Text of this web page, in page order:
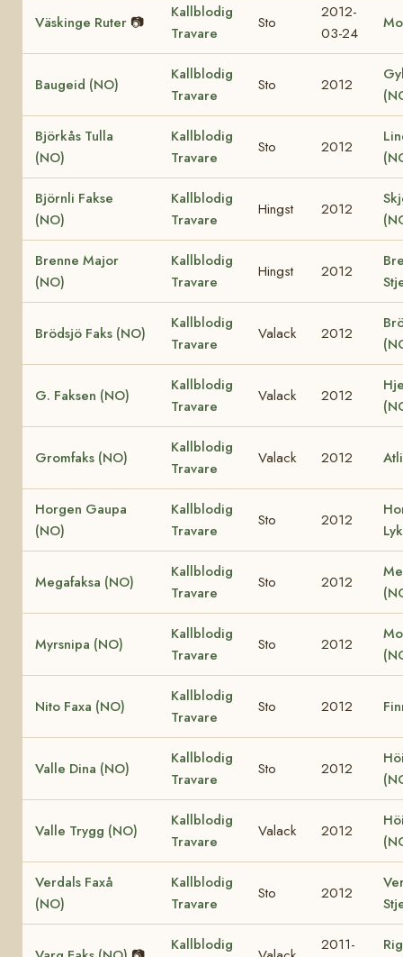
Väskinge Ruter 📷
Kallblodig
Travare
Sto
2012-
03-24
Baugeid (NO)
Kallblodig
Travare
Sto 2012
Björkås Tulla
(NO)
Kallblodig
Travare
Sto 2012
Björnli Fakse
(NO)
Kallblodig
Travare
Hingst 2012
Brenne Major
(NO)
Kallblodig
Travare
Hingst 2012
Brödsjö Faks (NO)
Kallblodig
Travare
Valack 2012
G. Faksen (NO)
Kallblodig
Travare
Valack 2012
Gromfaks (NO)
Kallblodig
Travare
Valack 2012
Horgen Gaupa
(NO)
Kallblodig
Travare
Sto 2012
Megafaksa (NO)
Kallblodig
Travare
Sto 2012
Myrsnipa (NO)
Kallblodig
Travare
Sto 2012
Nito Faxa (NO)
Kallblodig
Travare
Sto 2012
Valle Dina (NO)
Kallblodig
Travare
Sto 2012
Valle Trygg (NO)
Kallblodig
Travare
Valack 2012
Verdals Faxå
(NO)
Kallblodig
Travare
Sto 2012
Kallblodig
2011-